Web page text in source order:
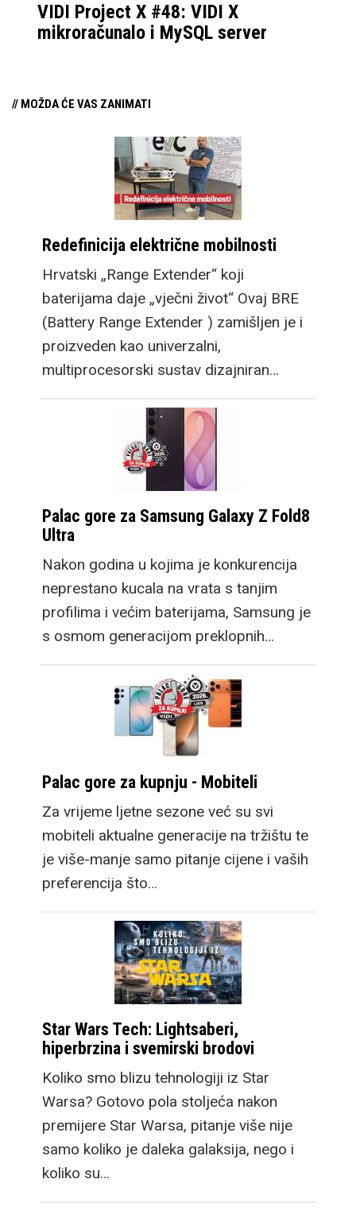
VIDI Project X #48: VIDI X
mikroračunalo i MySQL server
// MOŽDA ĆE VAS ZANIMATI
Redefinicija električne mobilnosti
Hrvatski „Range Extender“ koji
baterijama daje „vječni život“ Ovaj BRE
(Battery Range Extender ) zamišljen je i
proizveden kao univerzalni,
multiprocesorski sustav dizajniran…
Palac gore za Samsung Galaxy Z Fold8
Ultra
Nakon godina u kojima je konkurencija
neprestano kucala na vrata s tanjim
profilima i većim baterijama, Samsung je
s osmom generacijom preklopnih…
Palac gore za kupnju - Mobiteli
Za vrijeme ljetne sezone već su svi
mobiteli aktualne generacije na tržištu te
je više-manje samo pitanje cijene i vaših
preferencija što…
Star Wars Tech: Lightsaberi,
hiperbrzina i svemirski brodovi
Koliko smo blizu tehnologiji iz Star
Warsa? Gotovo pola stoljeća nakon
premijere Star Warsa, pitanje više nije
samo koliko je daleka galaksija, nego i
koliko su…